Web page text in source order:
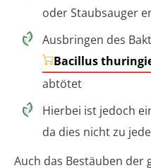
oder Staubsauger
Ausbringen des
Bacillus
abtötet
Hierbei ist jedoch
da dies nicht zu
Auch das Bestäuben der